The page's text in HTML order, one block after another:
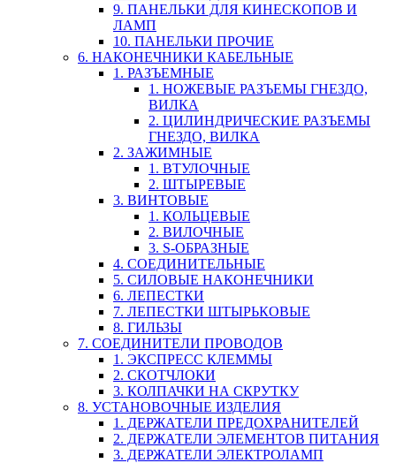
9. ПАНЕЛЬКИ ДЛЯ КИНЕСКОПОВ И
ЛАМП
10. ПАНЕЛЬКИ ПРОЧИЕ
6. НАКОНЕЧНИКИ КАБЕЛЬНЫЕ
1. РАЗЪЕМНЫЕ
1. НОЖЕВЫЕ РАЗЪЕМЫ ГНЕЗДО,
ВИЛКА
2. ЦИЛИНДРИЧЕСКИЕ РАЗЪЕМЫ
ГНЕЗДО, ВИЛКА
2. ЗАЖИМНЫЕ
1. ВТУЛОЧНЫЕ
2. ШТЫРЕВЫЕ
3. ВИНТОВЫЕ
1. КОЛЬЦЕВЫЕ
2. ВИЛОЧНЫЕ
3. S-ОБРАЗНЫЕ
4. СОЕДИНИТЕЛЬНЫЕ
5. СИЛОВЫЕ НАКОНЕЧНИКИ
6. ЛЕПЕСТКИ
7. ЛЕПЕСТКИ ШТЫРЬКОВЫЕ
8. ГИЛЬЗЫ
7. СОЕДИНИТЕЛИ ПРОВОДОВ
1. ЭКСПРЕСС КЛЕММЫ
2. СКОТЧЛОКИ
3. КОЛПАЧКИ НА СКРУТКУ
8. УСТАНОВОЧНЫЕ ИЗДЕЛИЯ
1. ДЕРЖАТЕЛИ ПРЕДОХРАНИТЕЛЕЙ
2. ДЕРЖАТЕЛИ ЭЛЕМЕНТОВ ПИТАНИЯ
3. ДЕРЖАТЕЛИ ЭЛЕКТРОЛАМП